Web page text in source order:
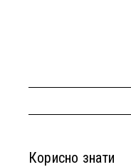
Корисно знати